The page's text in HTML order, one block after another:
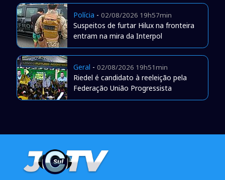
Polícia - 02/08/2026 19h57min
Suspeitos de furtar Hilux na fronteira
entram na mira da Interpol
Geral - 02/08/2026 19h51min
Riedel é candidato à reeleição pela
Federação União Progressista